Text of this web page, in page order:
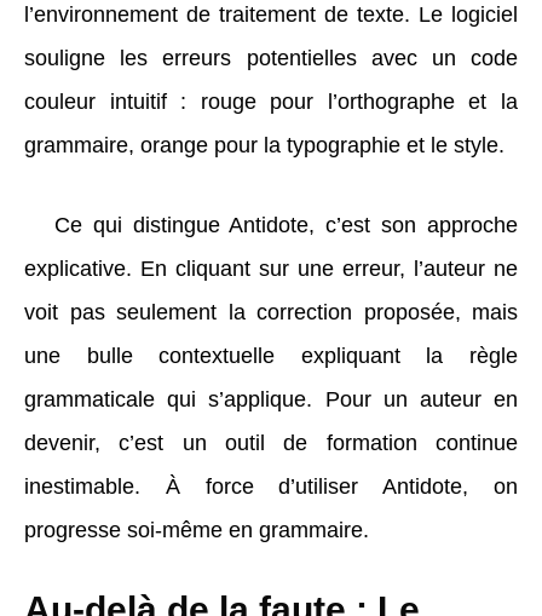
l’environnement de traitement de texte. Le logiciel
souligne les erreurs potentielles avec un code
couleur intuitif : rouge pour l’orthographe et la
grammaire, orange pour la typographie et le style.
Ce qui distingue Antidote, c’est son approche
explicative. En cliquant sur une erreur, l’auteur ne
voit pas seulement la correction proposée, mais
une bulle contextuelle expliquant la règle
grammaticale qui s’applique. Pour un auteur en
devenir, c’est un outil de formation continue
inestimable. À force d’utiliser Antidote, on
progresse soi-même en grammaire.